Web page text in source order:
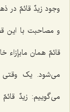
وجود زیدٌ قائمٌ در
و مصاحبت با این
قائمٌ همان مابإزاء
می‌شود. یک وقتی
می‌گوییم:زیدٌ قائمٌ